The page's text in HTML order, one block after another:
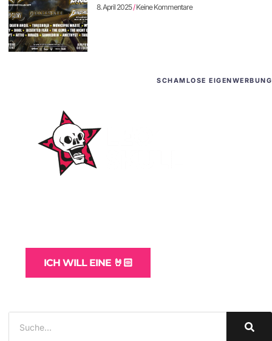
8. April 2025 Keine Kommentare
SCHAMLOSE EIGENWERBUNG
ICH WILL EINE 🤘🏻